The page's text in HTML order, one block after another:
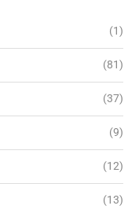
(1)
(81)
(37)
(9)
(12)
(13)